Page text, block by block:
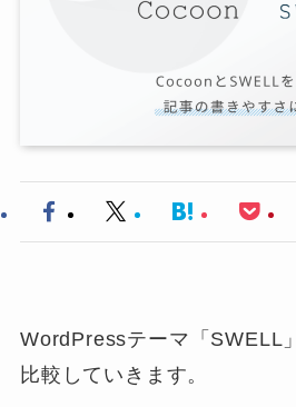
WordPressテーマ「SWELL
比較していきます。